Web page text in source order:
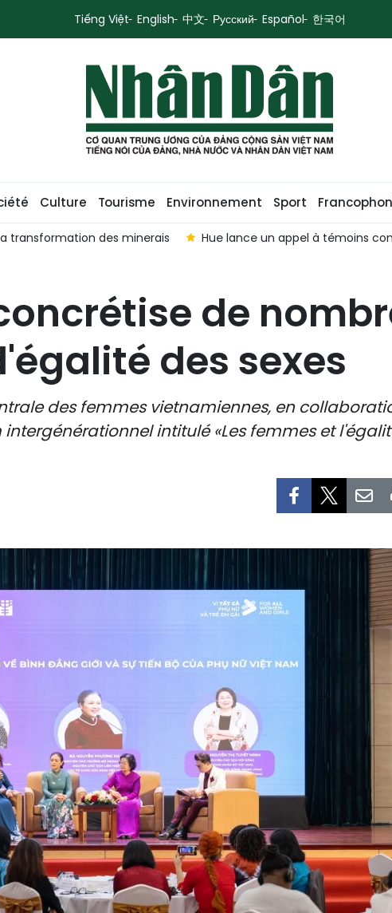
Tiếng Việt English 中文 Русский Español 한국어
Culture Tourisme Environnement Sport
transformation des minerais Hue lance un appel à témoins
de
des sexes
des femmes vietnamiennes, en
intitulé «Les femmes et